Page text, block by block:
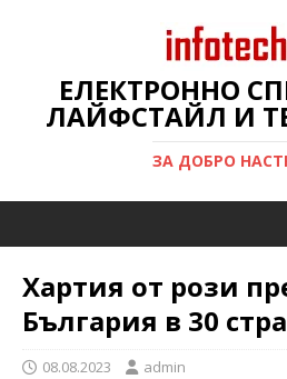
ЕЛЕКТРОННО
ЛАЙФСТАЙЛ И
ЗА ДОБРО
Хартия от рози
България в 30
08.08.2023 admin